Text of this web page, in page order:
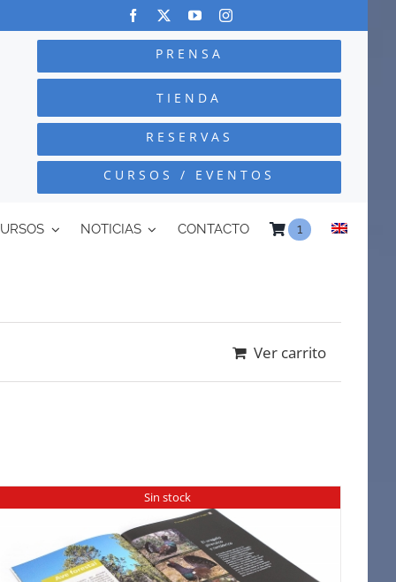
PRENSA
TIENDA
RESERVAS
CURSOS / EVENTOS
NOTICIAS CONTACTO 1
Ver carrito
Sin stock